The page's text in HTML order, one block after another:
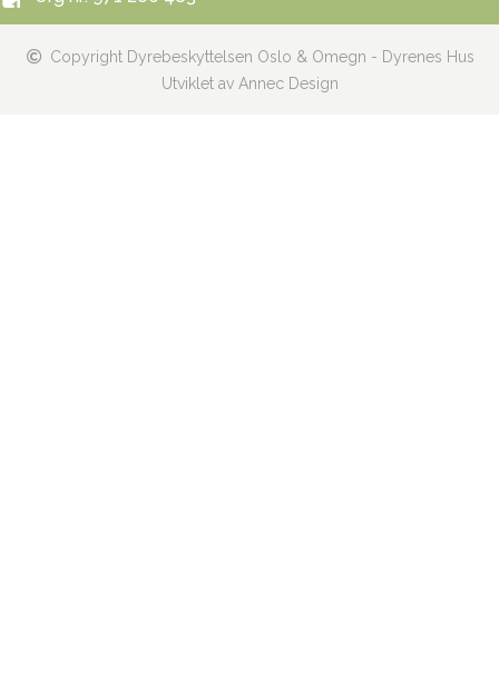
Copyright Dyrebeskyttelsen Oslo & Omegn - Dyrenes Hus
Utviklet av Annec Design